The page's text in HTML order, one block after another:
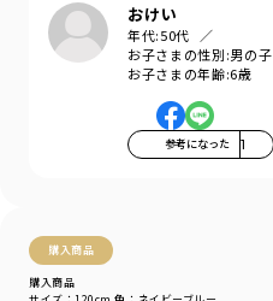
おけい
年代:50代
お子さまの性別:男の子
お子さまの年齢:6歳
参考になった 1
購入商品
購入商品
カテゴリ
／
カラー
／グリーン
性別タイプ
／ BOY
BABY
／11-4206-389